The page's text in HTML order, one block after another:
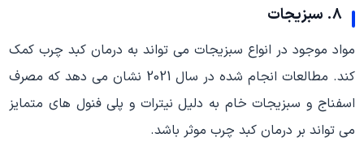
8. سبزیجات
مواد موجود در انواع سبزیجات می تواند به درمان کبد چرب کمک
کند. مطالعات انجام شده در سال 2021 نشان می دهد که مصرف
اسفناج و سبزیجات خام به دلیل نیترات و پلی فنول های متمایز
می تواند بر درمان کبد چرب موثر باشد.